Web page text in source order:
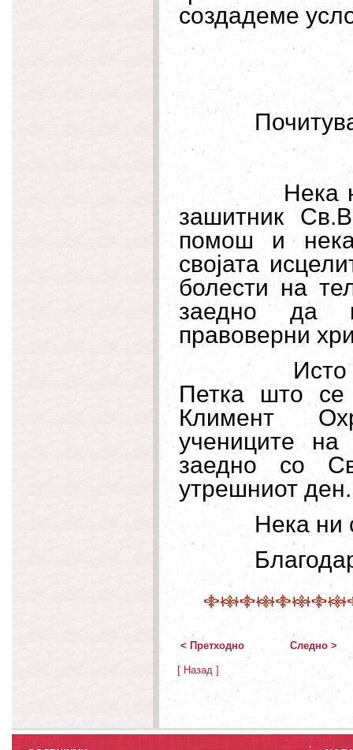
создадеме
Нека
зашитник
помош и
својата
болести на
заедно да
правоверни
Петка што се
Климент
учениците
заедно со
утрешниот ден.
Нека ни
< Претходно Следно >
[ Назад ]